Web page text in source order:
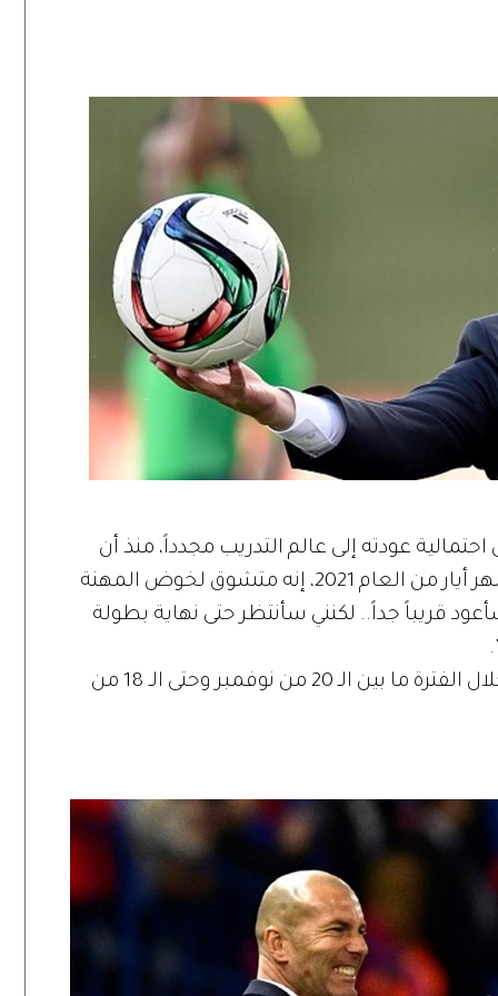
عودته إلى عالم التدريب مجدداً، منذ أن
قدم استقالته من تدريب ريال مدريد في شهر أيار من العام 2021، إنه متشوق لخوض المهنة
قريباً جداً.. لكنني سأنتظر حتى نهاية بطولة
وتقام بطولة كأس العالم في دولة قطر خلال الفترة ما بين الـ 20 من نوفمبر وحتى الـ 18 من